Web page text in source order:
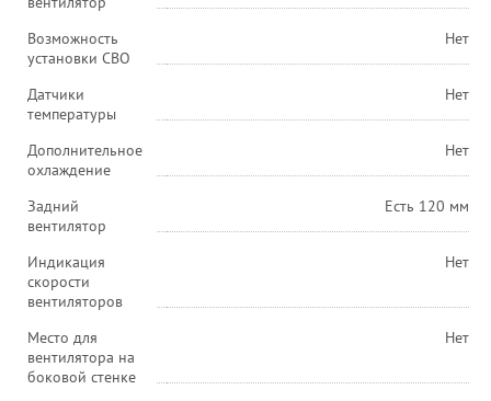
Возможность
установки СВО
Нет
Датчики
температуры
Нет
Дополнительное
охлаждение
Нет
Задний
вентилятор
Есть 120 мм
Индикация
скорости
вентиляторов
Нет
Место для
вентилятора на
боковой стенке
Нет